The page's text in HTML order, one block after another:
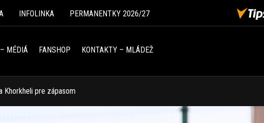
INFOLINKA PERMANENTKY 2026/27
MÉDIÁ FANSHOP KONTAKTY – MLÁDEŽ
Khorkheli pre zápasom